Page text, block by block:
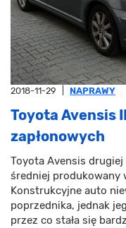
2018-11-29 NAPRAWY
Toyota Avensis
zapłonowych
Toyota Avensis
średniej produkowany
Konstrukcyjne auto
poprzednika, jednak
przez co stała się